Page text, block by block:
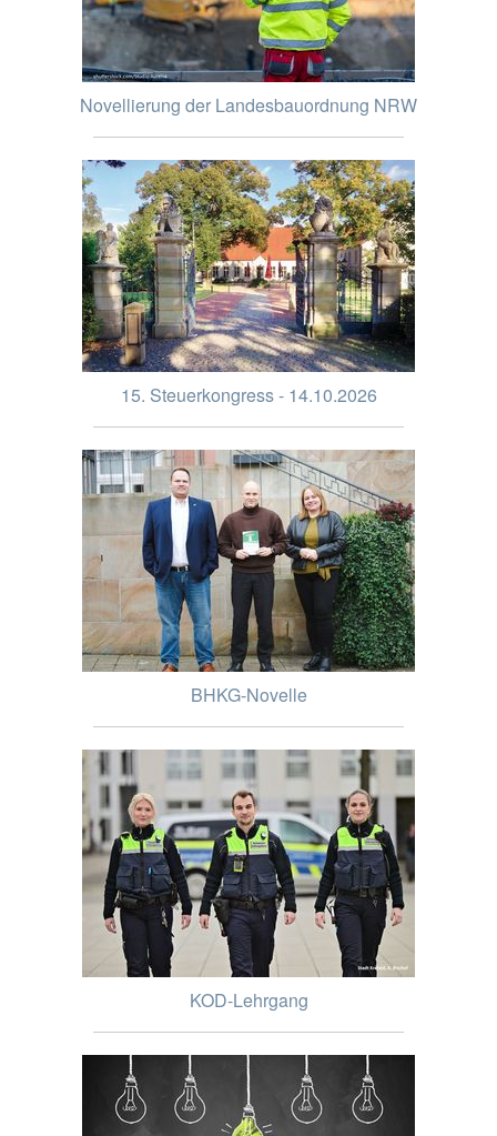
Novellierung der Landesbauordnung NRW
15. Steuerkongress - 14.10.2026
BHKG-Novelle
KOD-Lehrgang